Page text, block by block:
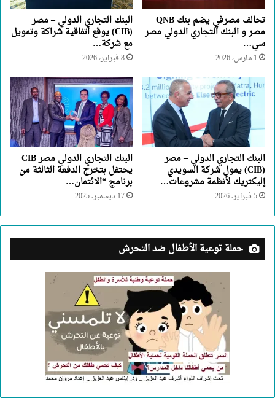
تحالف مصرفي يضم بنك QNB
مصر و البنك التجاري الدولي مصر
سي…
1 مارس، 2026
البنك التجاري الدولي – مصر
(CIB) يوقع اتفاقية شراكة وتمويل
مع شركة…
8 فبراير، 2026
البنك التجاري الدولي – مصر
(CIB) يمول شركة السويدي
إليكتريك لأنظمة مشروعات…
5 فبراير، 2026
البنك التجاري الدولي مصر CIB
يحتفل بتخرج الدفعة الثالثة من
برنامج “الائتمان…
17 ديسمبر، 2025
حملة توعية الأطفال ضد التحرش